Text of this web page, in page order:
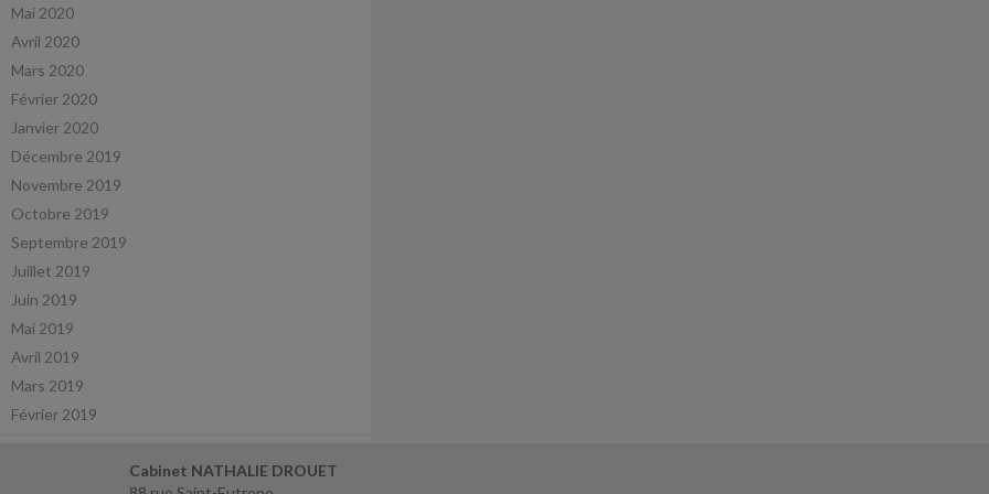
Mai 2020
Avril 2020
Mars 2020
Février 2020
Janvier 2020
Décembre 2019
Novembre 2019
Octobre 2019
Septembre 2019
Juillet 2019
Juin 2019
Mai 2019
Avril 2019
Mars 2019
Février 2019
Cabinet NATHALIE DROUET